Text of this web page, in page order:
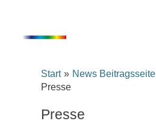
springen
Start News Beitragsseite
Presse
Presse